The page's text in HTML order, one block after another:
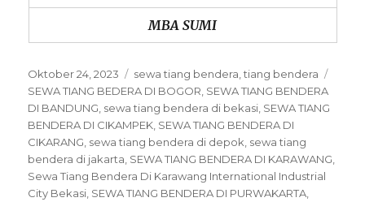
MBA SUMI
Posted
on
Oktober 24, 2023 Categories
sewa tiang bendera ,tiang bendera
SEWA TIANG BEDERA DI BOGOR SEWA TIANG BENDERA
DI BANDUNG sewa tiang bendera di bekasi SEWA TIANG
BENDERA DI CIKAMPEK SEWA TIANG BENDERA DI
CIKARANG sewa tiang bendera di depok sewa tiang
bendera di jakarta SEWA TIANG BENDERA DI KARAWANG
Sewa Tiang Bendera Di Karawang International Industrial
City Bekasi SEWA TIANG BENDERA DI PURWAKARTA